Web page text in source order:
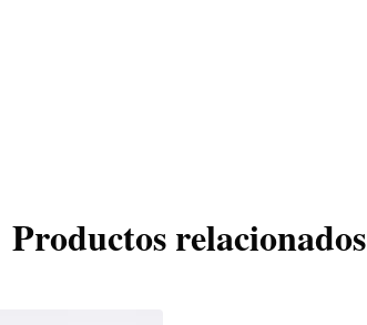
Productos relacionados